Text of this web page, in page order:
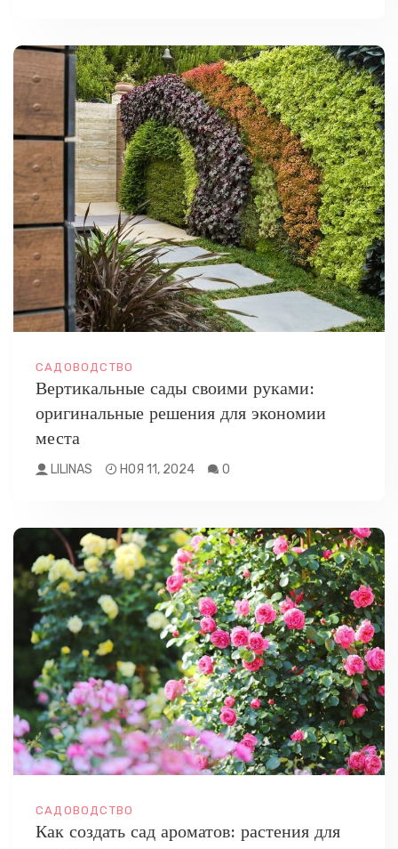
САДОВОДСТВО
Вертикальные сады своими руками:
оригинальные решения для экономии
места
LILINAS НОЯ 11, 2024 0
САДОВОДСТВО
Как создать сад ароматов: растения для